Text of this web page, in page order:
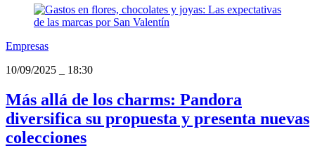
Empresas
10/09/2025
18:30
Más allá de los charms: Pandora
diversifica su propuesta y presenta nuevas
colecciones